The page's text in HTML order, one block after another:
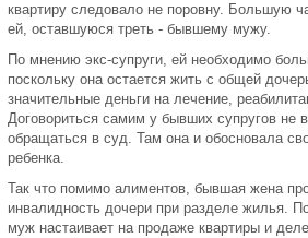
квартиру следовало не поровну. Большую
ей, оставшуюся треть - бывшему мужу.
По мнению экс-супруги, ей необходимо
поскольку она остается жить с общей
значительные деньги на лечение,
Договориться самим у бывших супругов не
обращаться в суд. Там она и обосновала
ребенка.
Так что помимо алиментов, бывшая жена
инвалидность дочери при разделе жилья.
муж настаивает на продаже квартиры и